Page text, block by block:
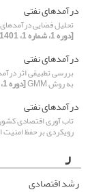
درآمدهای نفتی
تحلیل فضایی
[دوره 1، شماره 1، 1401، صفحه 131-172]
درآمدهای نفتی
بررسی تطبیقی اثر
به روش GMM [دوره 1، شماره 3، 1401، صفحه 31-53]
درآمدهای نفتی
تاب آوری اقتصادی
رویکردی بر حفظ امنیت
ر
رشد اقتصادی